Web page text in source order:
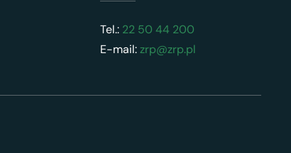
Tel.:22 50 44 200
E-mail:zrp@zrp.pl